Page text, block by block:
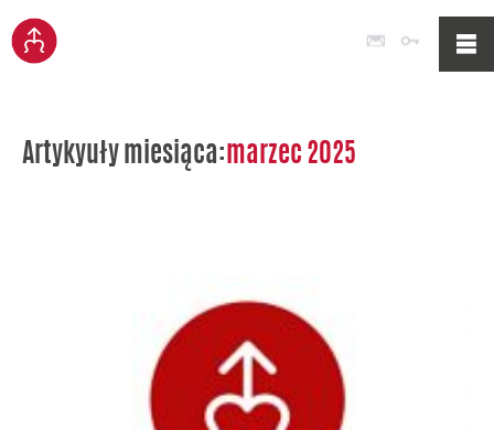
Poczta
Artykyuły miesiąca: marzec 2025